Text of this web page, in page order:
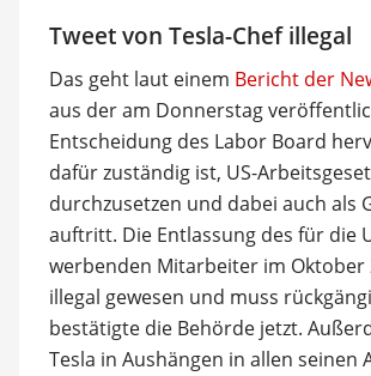
Tweet von Tesla-Chef illegal
Das geht laut einem Bericht der
aus der am Donnerstag
Entscheidung des Labor Board
dafür zuständig ist, US-
durchzusetzen und dabei auch als
auftritt. Die Entlassung des für die
werbenden Mitarbeiter im Oktober
illegal gewesen und muss
bestätigte die Behörde jetzt.
Tesla in Aushängen in allen seinen